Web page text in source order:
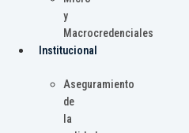
y
Macrocredenciales
Institucional
Aseguramiento
de
la